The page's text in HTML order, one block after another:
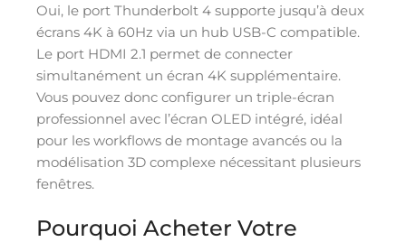
Oui, le port Thunderbolt 4 supporte jusqu’à deux
écrans 4K à 60Hz via un hub USB-C compatible.
Le port HDMI 2.1 permet de connecter
simultanément un écran 4K supplémentaire.
Vous pouvez donc configurer un triple-écran
professionnel avec l’écran OLED intégré, idéal
pour les workflows de montage avancés ou la
modélisation 3D complexe nécessitant plusieurs
fenêtres.
Pourquoi Acheter Votre